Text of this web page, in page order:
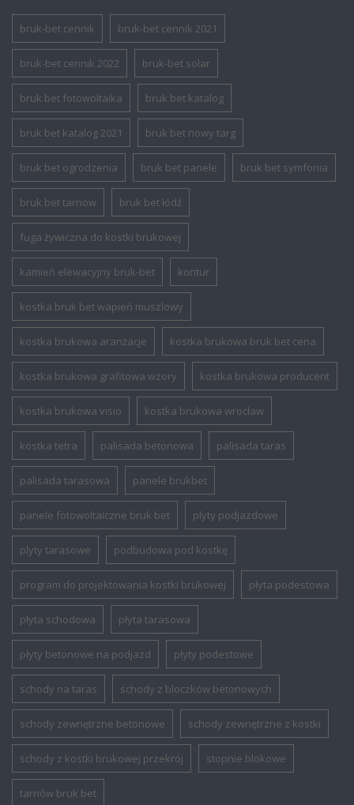
bruk-bet cennik bruk-bet cennik 2021
bruk-bet cennik 2022 bruk-bet solar
bruk bet fotowoltaika bruk bet katalog
bruk bet katalog 2021 bruk bet nowy targ
bruk bet ogrodzenia bruk bet panele bruk bet symfonia
bruk bet tarnow bruk bet łódź
fuga żywiczna do kostki brukowej
kamień elewacyjny bruk-bet kontur
kostka bruk bet wapień muszlowy
kostka brukowa aranżacje kostka brukowa bruk bet cena
kostka brukowa grafitowa wzory kostka brukowa producent
kostka brukowa visio kostka brukowa wrocław
kostka tetra palisada betonowa palisada taras
palisada tarasowa panele brukbet
panele fotowoltaiczne bruk bet plyty podjazdowe
plyty tarasowe podbudowa pod kostkę
program do projektowania kostki brukowej płyta podestowa
płyta schodowa płyta tarasowa
płyty betonowe na podjazd płyty podestowe
schody na taras schody z bloczków betonowych
schody zewnętrzne betonowe schody zewnętrzne z kostki
schody z kostki brukowej przekrój stopnie blokowe
tarnów bruk bet